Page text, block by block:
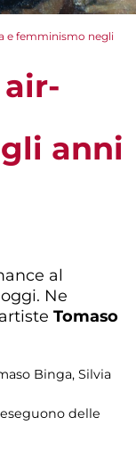
e femminismo negli
anni
al
Ne
Tomaso
Binga, Silvia
delle